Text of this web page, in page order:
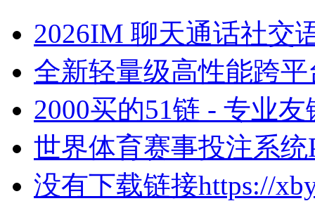
2026IM 聊天通话社交
全新轻量级高性能跨
2000买的51链 - 专业
世界体育赛事投注系统
没有下载链接https://